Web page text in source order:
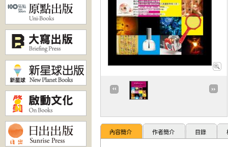
內容簡介 作者簡介 目錄